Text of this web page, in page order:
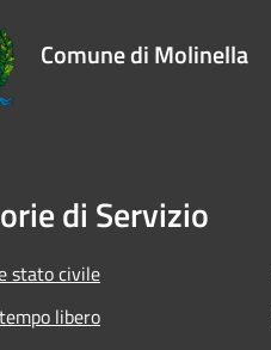
Comune di Molinella
di Servizio
stato civile
libero